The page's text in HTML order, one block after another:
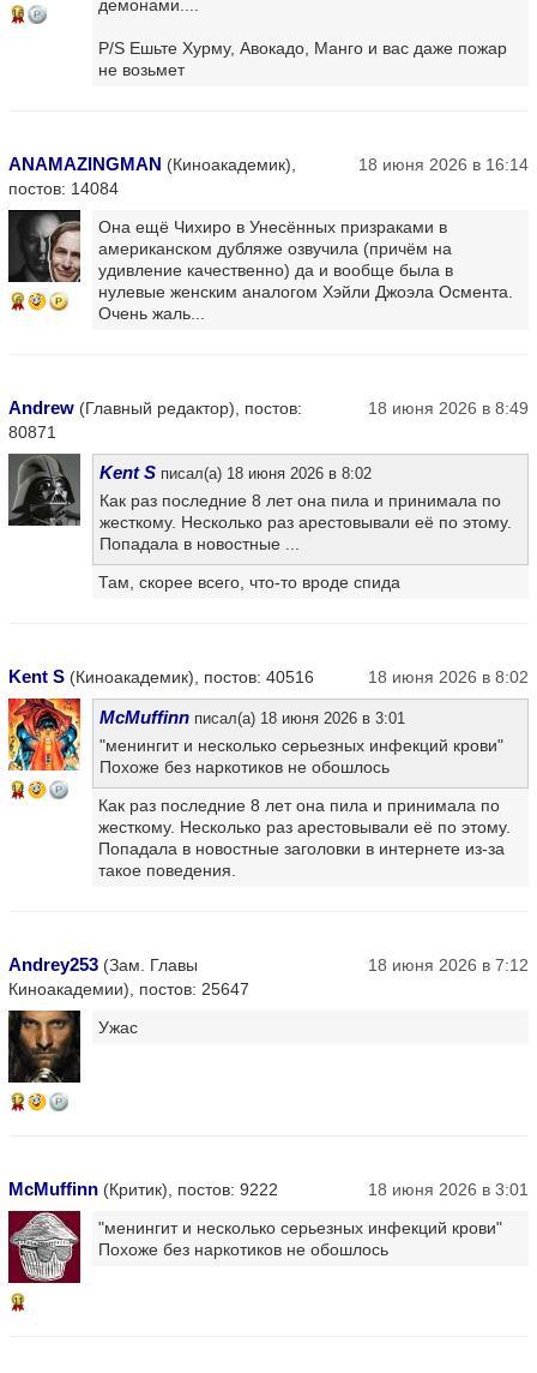
16 демонами....
P/S Ешьте Хурму, Авокадо, Манго и вас даже пожар
не возьмет
ANAMAZINGMAN (Киноакадемик),
постов: 14084
18 июня 2026 в 16:14
6
Она ещё Чихиро в Унесённых призраками в
американском дубляже озвучила (причём на
удивление качественно) да и вообще была в
нулевые женским аналогом Хэйли Джоэла Осмента.
Очень жаль...
Andrew (Главный редактор), постов:
80871
18 июня 2026 в 8:49
Kent S писал(а) 18 июня 2026 в 8:02
Как раз последние 8 лет она пила и принимала по
жесткому. Несколько раз арестовывали её по этому.
Попадала в новостные ...
Там, скорее всего, что-то вроде спида
Kent S (Киноакадемик), постов: 40516 18 июня 2026 в 8:02
14
McMuffinn писал(а) 18 июня 2026 в 3:01
"менингит и несколько серьезных инфекций крови"
Похоже без наркотиков не обошлось
Как раз последние 8 лет она пила и принимала по
жесткому. Несколько раз арестовывали её по этому.
Попадала в новостные заголовки в интернете из-за
такое поведения.
Andrey253 (Зам. Главы
Киноакадемии), постов: 25647
18 июня 2026 в 7:12
12
Ужас
McMuffinn (Критик), постов: 9222 18 июня 2026 в 3:01
11
"менингит и несколько серьезных инфекций крови"
Похоже без наркотиков не обошлось